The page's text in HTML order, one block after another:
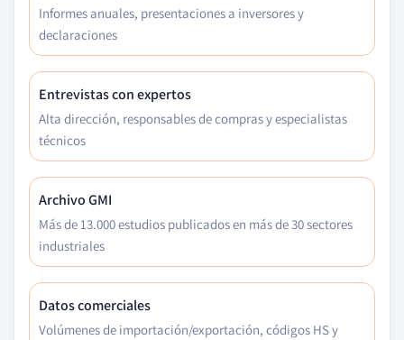
Informes anuales, presentaciones a inversores y
declaraciones
Entrevistas con expertos
Alta dirección, responsables de compras y especialistas
técnicos
Archivo GMI
Más de 13.000 estudios publicados en más de 30 sectores
industriales
Datos comerciales
Volúmenes de importación/exportación, códigos HS y